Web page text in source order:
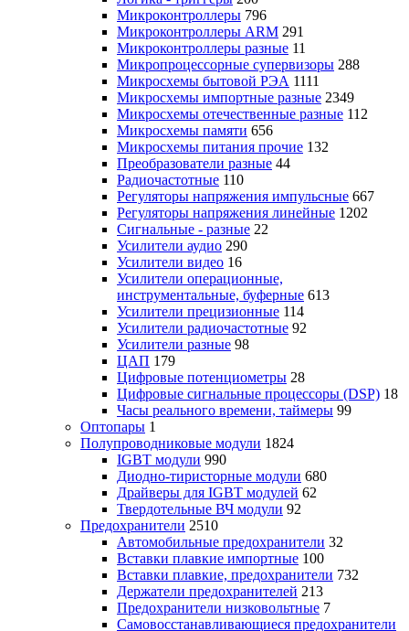
Микроконтроллеры 796
Микроконтроллеры ARM 291
Микроконтроллеры разные 11
Микропроцессорные супервизоры 288
Микросхемы бытовой РЭА 1111
Микросхемы импортные разные 2349
Микросхемы отечественные разные 112
Микросхемы памяти 656
Микросхемы питания прочие 132
Преобразователи разные 44
Радиочастотные 110
Регуляторы напряжения импульсные 667
Регуляторы напряжения линейные 1202
Сигнальные - разные 22
Усилители аудио 290
Усилители видео 16
Усилители операционные,
инструментальные, буферные 613
Усилители прецизионные 114
Усилители радиочастотные 92
Усилители разные 98
ЦАП 179
Цифровые потенциометры 28
Цифровые сигнальные процессоры (DSP) 18
Часы реального времени, таймеры 99
Оптопары 1
Полупроводниковые модули 1824
IGBT модули 990
Диодно-тиристорные модули 680
Драйверы для IGBT модулей 62
Твердотельные ВЧ модули 92
Предохранители 2510
Автомобильные предохранители 32
Вставки плавкие импортные 100
Вставки плавкие, предохранители 732
Держатели предохранителей 213
Предохранители низковольтные 7
Самовосстанавливающиеся предохранители